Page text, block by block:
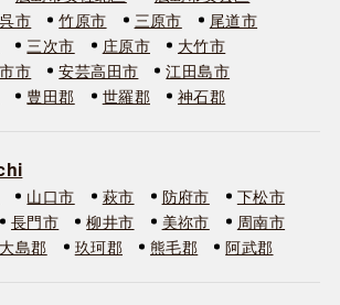
呉市 竹原市 三原市
尾道市
三次市 庄原市
大竹市
市 安芸高田市
江田島市
豊田郡 世羅郡 神石郡
山口市 萩市 防府市
下松市
長門市 柳井市 美祢市
周南市
大島郡 玖珂郡 熊毛郡 阿武郡